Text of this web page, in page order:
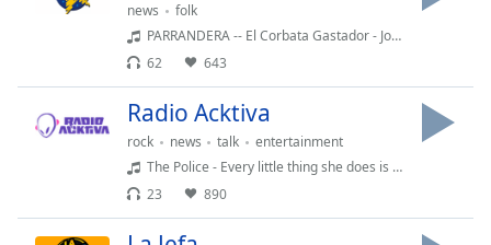
news
folk
PARRANDERA -- El Corbata Gastador - Joaquin Bedoya
62
643
Radio Acktiva
rock news talk
entertainment
The Police - Every little thing she does is magic
23
890